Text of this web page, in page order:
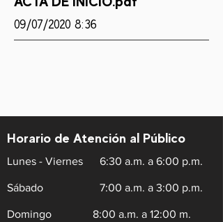
09/07/2020 8:36
Horario de Atención al Público
Lunes - Viernes 6:30 a.m. a 6:00 p.m.
Sábado 7:00 a.m. a 3:00 p.m.
Domingo
8:00 a.m. a 12:00 m.